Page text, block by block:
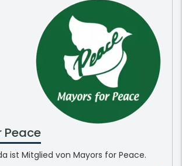
Peace
ist Mitglied von Mayors for Peace.